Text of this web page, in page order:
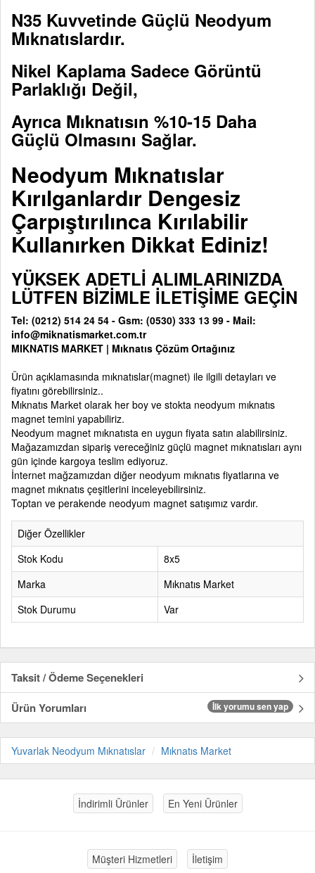
N35 Kuvvetinde Güçlü Neodyum
Mıknatıslardır.
Nikel Kaplama Sadece Görüntü
Parlaklığı Değil,
Ayrıca Mıknatısın %10-15 Daha
Güçlü Olmasını Sağlar.
Neodyum Mıknatıslar
Kırılganlardır Dengesiz
Çarpıştırılınca Kırılabilir
Kullanırken Dikkat Ediniz!
YÜKSEK ADETLİ ALIMLARINIZDA
LÜTFEN BİZİMLE İLETİŞİME GEÇİN
Tel: (0212) 514 24 54 - Gsm: (0530) 333 13 99 - Mail:
info@miknatismarket.com.tr
MIKNATIS MARKET | Mıknatıs Çözüm Ortağınız
Ürün açıklamasında mıknatıslar(magnet) ile ilgili detayları ve
fiyatını görebilirsiniz..
Mıknatıs Market olarak her boy ve stokta neodyum mıknatıs
magnet temini yapabiliriz.
Neodyum magnet mıknatısta en uygun fiyata satın alabilirsiniz.
Mağazamızdan sipariş vereceğiniz güçlü magnet mıknatısları aynı
gün içinde kargoya teslim ediyoruz.
İnternet mağzamızdan diğer neodyum mıknatıs fiyatlarına ve
magnet mıknatıs çeşitlerini inceleyebilirsiniz.
Toptan ve perakende neodyum magnet satışımız vardır.
Diğer Özellikler
Stok Kodu
8x5
Marka
Mıknatıs Market
Stok Durumu
Var
Taksit / Ödeme Seçenekleri
Ürün Yorumları
İlk yorumu sen yap
Yuvarlak Neodyum Mıknatıslar Mıknatıs Market
İndirimli Ürünler En Yeni Ürünler
Müşteri Hizmetleri İletişim